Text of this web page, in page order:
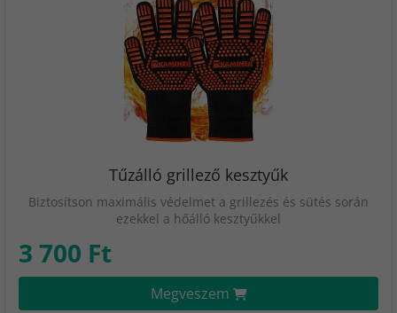
Tűzálló grillező kesztyűk
Biztosítson maximális védelmet a grillezés és sütés során
ezekkel a hőálló kesztyűkkel
3 700 Ft
Megveszem